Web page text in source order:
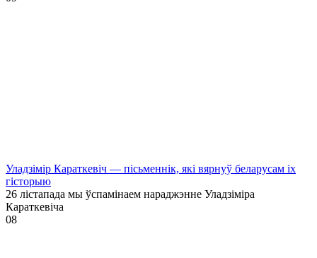
Уладзімір Караткевіч — пісьменнік, які вярнуў беларусам іх
гісторыю
26 лістапада мы ўспамінаем нараджэнне Уладзіміра
Караткевіча
08